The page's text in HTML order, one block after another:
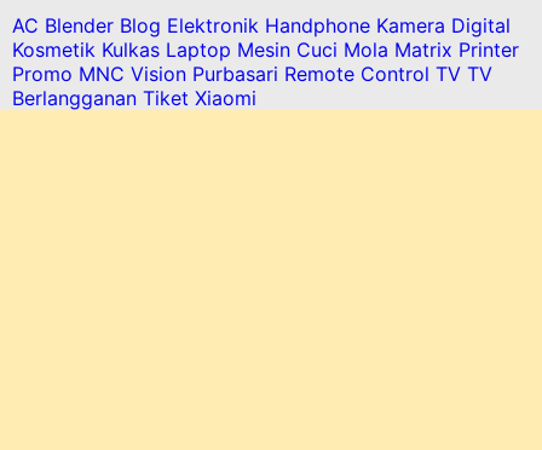
AC Blender Blog Elektronik Handphone Kamera Digital
Kosmetik Kulkas Laptop Mesin Cuci Mola Matrix Printer
Promo MNC Vision Purbasari Remote Control TV TV
Berlangganan Tiket Xiaomi